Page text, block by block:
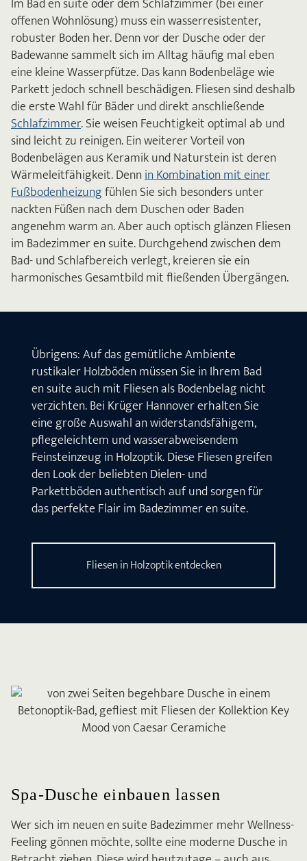
Im Bad en suite oder dem Schlafzimmer (bei einer
offenen Wohnlösung) muss ein wasserresistenter,
robuster Boden her. Denn vor der Dusche oder der
Badewanne sammelt sich im Alltag häufig mal eben
eine kleine Wasserpfütze. Das kann Bodenbeläge wie
Parkett jedoch schnell beschädigen. Fliesen sind deshalb
die erste Wahl für Bäder und direkt anschließende
Schlafzimmer. Sie weisen Feuchtigkeit optimal ab und
sind leicht zu reinigen. Ein weiterer Vorteil von
Bodenbelägen aus Keramik und Naturstein ist deren
Wärmeleitfähigkeit. Dennin Kombination mit einer
Fußbodenheizungfühlen Sie sich besonders unter
nackten Füßen nach dem Duschen oder Baden
angenehm warm an. Aber auch optisch glänzen Fliesen
im Badezimmer en suite. Durchgehend zwischen dem
Bad- und Schlafbereich verlegt, kreieren sie ein
harmonisches Gesamtbild mit fließenden Übergängen.
Übrigens: Auf das gemütliche Ambiente
rustikaler Holzböden müssen Sie in Ihrem Bad
en suite auch mit Fliesen als Bodenbelag nicht
verzichten. Bei Krüger Hannover erhalten Sie
eine große Auswahl an widerstandsfähigem,
pflegeleichtem und wasserabweisendem
Feinsteinzeug in Holzoptik. Diese Fliesen greifen
den Look der beliebten Dielen- und
Parkettböden authentisch auf und sorgen für
das perfekte Flair im Badezimmer en suite.
Fliesen in Holzoptik entdecken
Spa-Dusche einbauen lassen
Wer sich im neuen en suite Badezimmer mehr Wellness-
Feeling gönnen möchte, sollte eine moderne Dusche in